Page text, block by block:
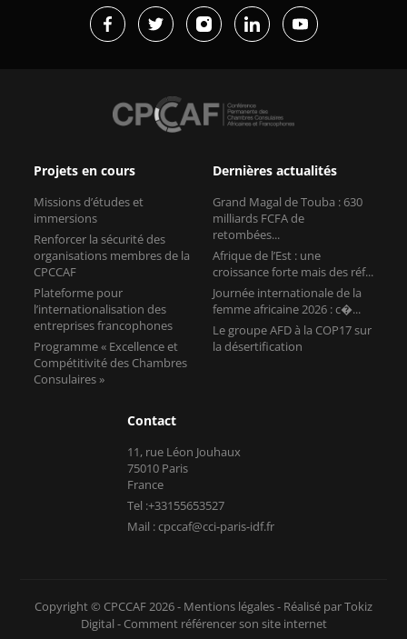
Projets en cours
Missions d’études et
immersions
Renforcer la sécurité des
organisations membres de la
CPCCAF
Plateforme pour
l’internationalisation des
entreprises francophones
Programme « Excellence et
Compétitivité des Chambres
Consulaires »
Dernières actualités
Grand Magal de Touba : 630
milliards FCFA de
retombées...
Afrique de l’Est : une
croissance forte mais des réf...
Journée internationale de la
femme africaine 2026 : c�...
Le groupe AFD à la COP17 sur
la désertification
Contact
11, rue Léon Jouhaux
75010 Paris
France
Tel :+33155653527
Mail : cpccaf@cci-paris-idf.fr
Copyright © CPCCAF 2026 - Mentions légales- Réalisé par Tokiz
Digital - Comment référencer son site internet